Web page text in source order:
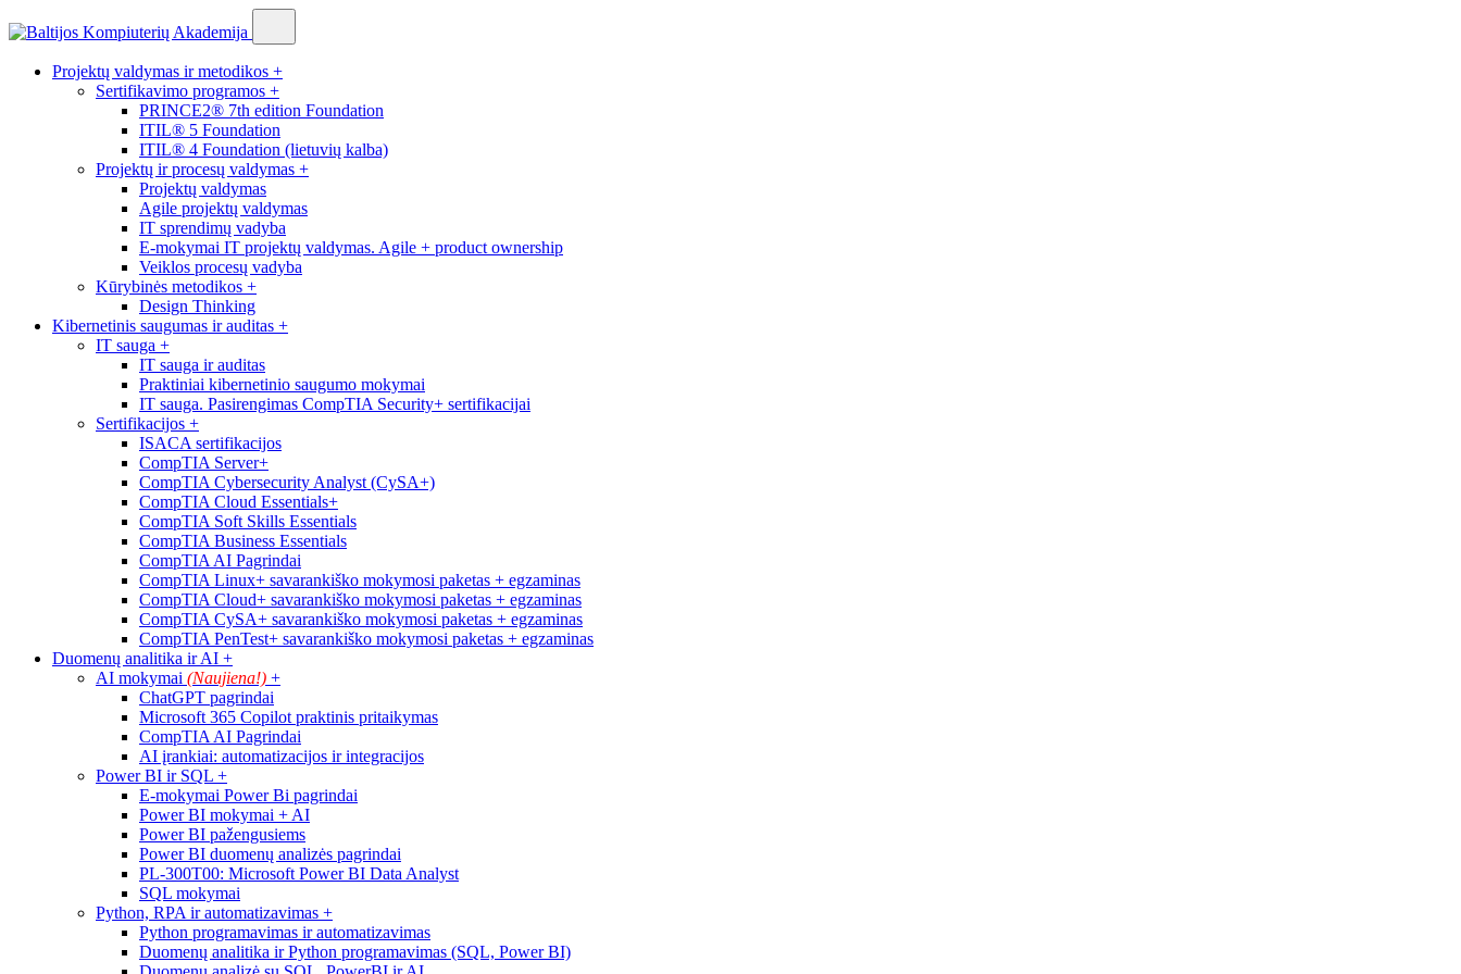
Projektų valdymas ir metodikos +
Sertifikavimo programos +
PRINCE2® 7th edition Foundation
ITIL® 5 Foundation
ITIL® 4 Foundation (lietuvių kalba)
Projektų ir procesų valdymas +
Projektų valdymas
Agile projektų valdymas
IT sprendimų vadyba
E-mokymai IT projektų valdymas. Agile + product ownership
Veiklos procesų vadyba
Kūrybinės metodikos +
Design Thinking
Kibernetinis saugumas ir auditas +
IT sauga +
IT sauga ir auditas
Praktiniai kibernetinio saugumo mokymai
IT sauga. Pasirengimas CompTIA Security+ sertifikacijai
Sertifikacijos +
ISACA sertifikacijos
CompTIA Server+
CompTIA Cybersecurity Analyst (CySA+)
CompTIA Cloud Essentials+
CompTIA Soft Skills Essentials
CompTIA Business Essentials
CompTIA AI Pagrindai
CompTIA Linux+ savarankiško mokymosi paketas + egzaminas
CompTIA Cloud+ savarankiško mokymosi paketas + egzaminas
CompTIA CySA+ savarankiško mokymosi paketas + egzaminas
CompTIA PenTest+ savarankiško mokymosi paketas + egzaminas
Duomenų analitika ir AI +
AI mokymai (Naujiena!) +
ChatGPT pagrindai
Microsoft 365 Copilot praktinis pritaikymas
CompTIA AI Pagrindai
AI įrankiai: automatizacijos ir integracijos
Power BI ir SQL +
E-mokymai Power Bi pagrindai
Power BI mokymai + AI
Power BI pažengusiems
Power BI duomenų analizės pagrindai
PL-300T00: Microsoft Power BI Data Analyst
SQL mokymai
Python, RPA ir automatizavimas +
Python programavimas ir automatizavimas
Duomenų analitika ir Python programavimas (SQL, Power BI)